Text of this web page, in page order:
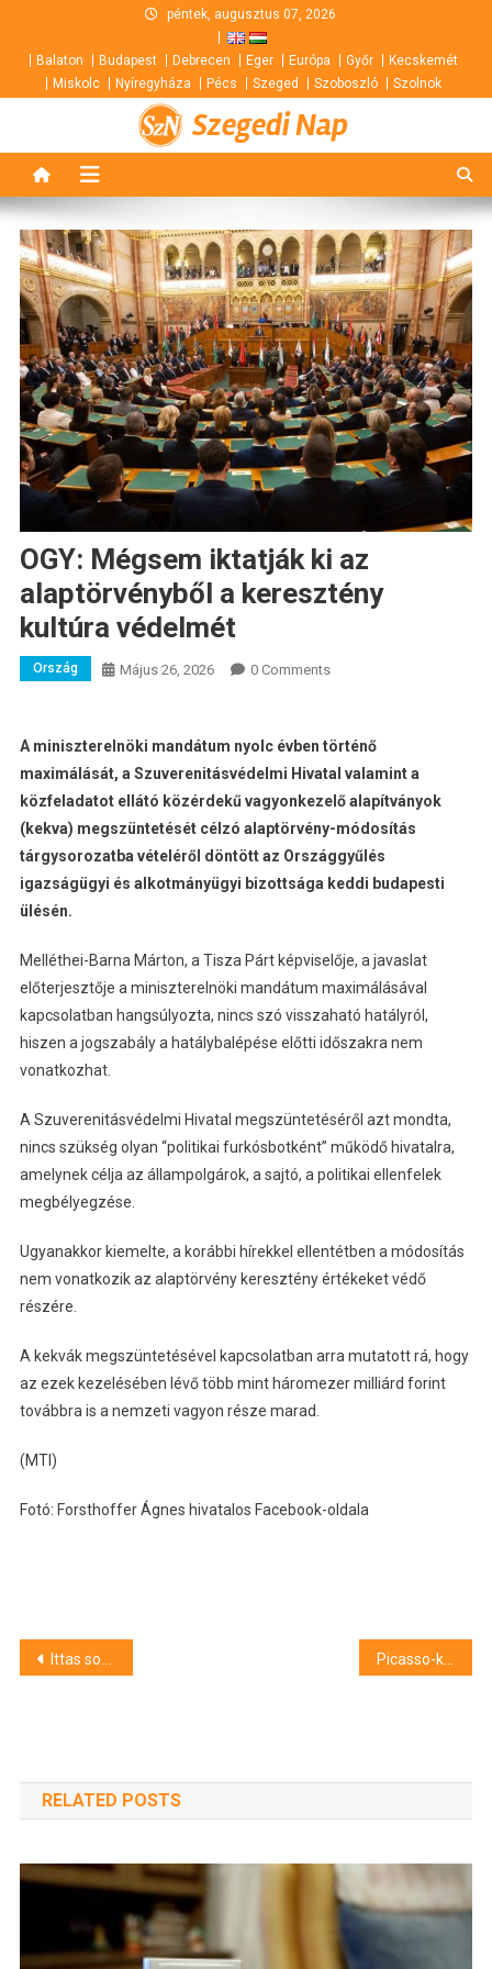
content
péntek, augusztus 07, 2026
Balaton Budapest Debrecen Eger Európa Győr
Kecskemét
Miskolc
Nyíregyháza Pécs Szeged Szoboszló Szolnok
Szegedi Nap
OGY: Mégsem iktatják ki az
alaptörvényből a keresztény
kultúra védelmét
Ország Május 26, 2026 0 Comments
A miniszterelnöki mandátum nyolc évben történő
maximálását, a Szuverenitásvédelmi Hivatal valamint a
közfeladatot ellátó közérdekű vagyonkezelő alapítványok
(kekva) megszüntetését célzó alaptörvény-módosítás
tárgysorozatba vételéről döntött az Országgyűlés
igazságügyi és alkotmányügyi bizottsága keddi budapesti
ülésén.
Melléthei-Barna Márton, a Tisza Párt képviselője, a javaslat
előterjesztője a miniszterelnöki mandátum maximálásával
kapcsolatban hangsúlyozta, nincs szó visszaható hatályról,
hiszen a jogszabály a hatálybalépése előtti időszakra nem
vonatkozhat.
A Szuverenitásvédelmi Hivatal megszüntetéséről azt mondta,
nincs szükség olyan “politikai furkósbotként” működő hivatalra,
amelynek célja az állampolgárok, a sajtó, a politikai ellenfelek
megbélyegzése.
Ugyanakkor kiemelte, a korábbi hírekkel ellentétben a módosítás
nem vonatkozik az alaptörvény keresztény értékeket védő
részére.
A kekvák megszüntetésével kapcsolatban arra mutatott rá, hogy
az ezek kezelésében lévő több mint háromezer milliárd forint
továbbra is a nemzeti vagyon része marad.
(MTI)
Fotó: Forsthoffer Ágnes hivatalos Facebook-oldala
Bejegyzés
Ittas sofőröket kapcsoltak le az autópályán
RELATED POSTS